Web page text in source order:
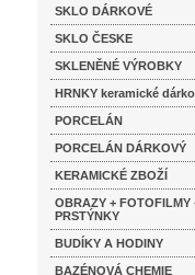
SKLO DÁRKOVÉ
SKLO ČESKE
SKLENĚNÉ VÝROBKY
HRNKY keramické
PORCELÁN
PORCELÁN DÁRKOVÝ
KERAMICKÉ ZBOŽÍ
OBRAZY + FOTOFILMY
PRSTÝNKY
BUDÍKY A HODINY
BAZÉNOVÁ CHEMIE